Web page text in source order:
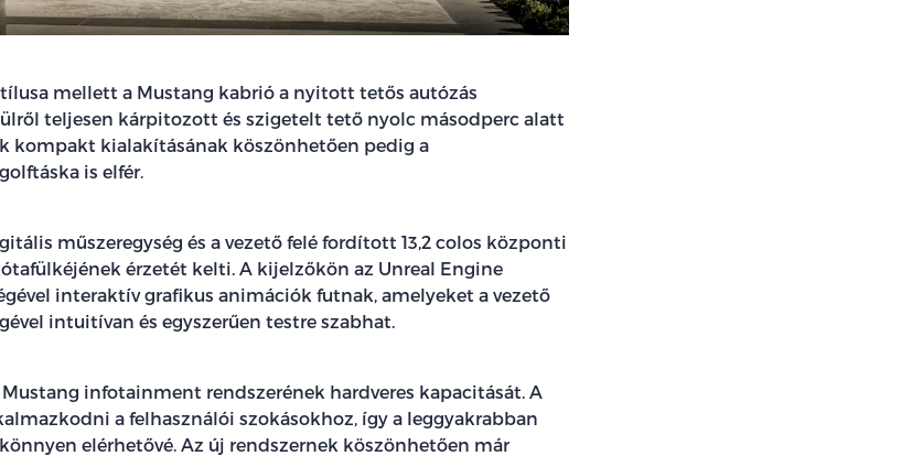
mellett a Mustang kabrió a nyitott tetős autózás
teljesen kárpitozott és szigetelt tető nyolc másodperc alatt
kompakt kialakításának köszönhetően pedig a
is elfér.
műszeregység és a vezető felé fordított 13,2 colos központi
érzetét kelti. A kijelzőkön az Unreal Engine
interaktív grafikus animációk futnak, amelyeket a vezető
intuitívan és egyszerűen testre szabhat.
infotainment rendszerének hardveres kapacitását. A
a felhasználói szokásokhoz, így a leggyakrabban
elérhetővé. Az új rendszernek köszönhetően már